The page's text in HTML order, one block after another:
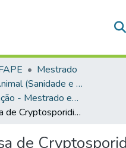
& Collections
Mestrado
Saúde Animal (Sanidade e Reprodução de Animais de Produção)
Dissertação - Mestrado em Saúde Animal (Sanidade e Reprodução de Animais de Produção)
Pesquisa de Cryptosporidium spp. em suínos na microrregião de Garanhuns, Agreste Meridional de Pernambuco, Brasil
de